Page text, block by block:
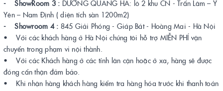
- ShowRoom 3 : DƯƠNG QUANG HÀ: lô 2 khu CN - Trấn Lâm – Ý
Yên – Nam Định ( diện tích sàn 1200m2)
- Showroom 4 : 845 Giải Phóng - Giáp Bát - Hoàng Mai - Hà Nội
• Với các khách hàng ở Hà Nội chúng tôi hỗ trợ MIỄN PHÍ vận
chuyển trong phạm vi nội thành.
• Với các Khách hàng ở các tỉnh lân cận hoặc ở xa, hàng sẽ được
đóng cẩn thận đảm bảo.
• Khi nhận hàng khách hàng kiểm tra hàng hóa trước khi thanh toán